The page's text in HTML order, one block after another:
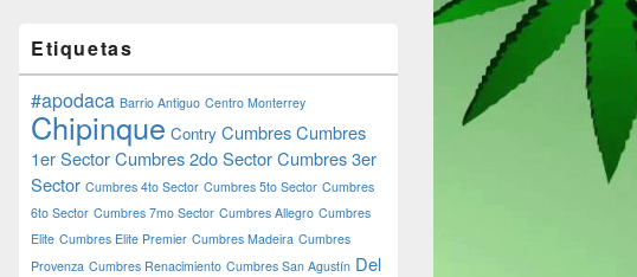
Etiquetas
#apodaca Barrio Antiguo Centro Monterrey
Chipinque Contry CumbresCumbres
1er SectorCumbres 2do SectorCumbres 3er
Sector Cumbres 4to Sector Cumbres 5to Sector Cumbres
6to Sector Cumbres 7mo Sector Cumbres Allegro Cumbres
Elite Cumbres Elite Premier Cumbres Madeira Cumbres
Provenza Cumbres Renacimiento Cumbres San Agustín Del